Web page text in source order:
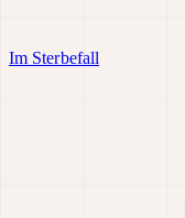
Im Sterbefall